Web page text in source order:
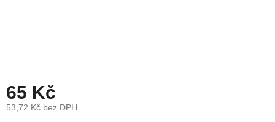
dárky
65 Kč
53,72 Kč bez DPH